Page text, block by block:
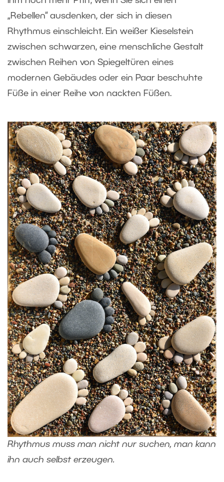
„Rebellen“ ausdenken, der sich in diesen
Rhythmus einschleicht. Ein weißer Kieselstein
zwischen schwarzen, eine menschliche Gestalt
zwischen Reihen von Spiegeltüren eines
modernen Gebäudes oder ein Paar beschuhte
Füße in einer Reihe von nackten Füßen.
Rhythmus muss man nicht nur suchen, man kann
ihn auch selbst erzeugen.